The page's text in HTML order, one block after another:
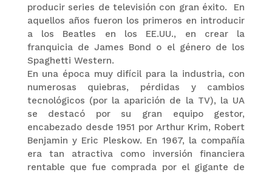
producir series de televisión con gran éxito. En
aquellos años fueron los primeros en introducir
a los Beatles en los EE.UU., en crear la
franquicia de James Bond o el género de los
Spaghetti Western.
En una época muy difícil para la industria, con
numerosas quiebras, pérdidas y cambios
tecnológicos (por la aparición de la TV), la UA
se destacó por su gran equipo gestor,
encabezado desde 1951 por Arthur Krim, Robert
Benjamin y Eric Pleskow. En 1967, la compañía
era tan atractiva como inversión financiera
rentable que fue comprada por el gigante de